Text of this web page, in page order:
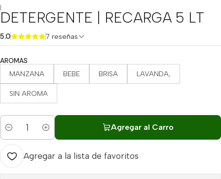
|
DETERGENTE | RECARGA 5 LT
5.0 7 reseñas
AROMAS
MANZANA BEBE BRISA LAVANDA,
SIN AROMA
Cantidad
Agregar al Carro
Agregar a la lista de favoritos